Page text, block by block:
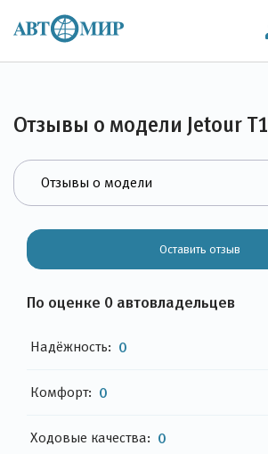
Отзывы о модели Jetour T1
Оставить отзыв
По оценке 0 автовладельцев
Надёжность: 0
Комфорт: 0
Ходовые качества: 0